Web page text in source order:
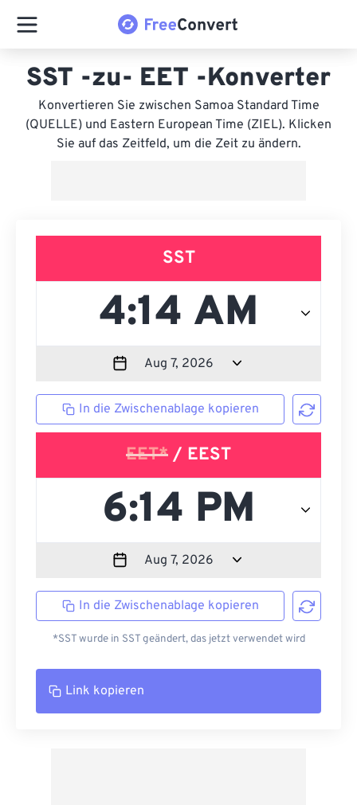
SST -zu- EET -Konverter
Konvertieren Sie zwischen Samoa Standard Time
(QUELLE) und Eastern European Time (ZIEL). Klicken
Sie auf das Zeitfeld, um die Zeit zu ändern.
SST
In die Zwischenablage kopieren
EET* / EEST
In die Zwischenablage kopieren
*SST wurde in SST geändert, das jetzt verwendet wird
Link kopieren